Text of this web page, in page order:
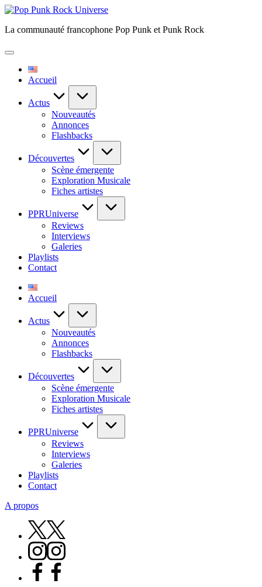
Skip
content
Pop
Rock
La communauté francophone Pop Punk et Punk Rock
Accueil
Actus
Nouveautés
Annonces
Flashbacks
Découvertes
Scène émergente
Exploration Musicale
Fiches artistes
PPRUniverse
Reviews
Interviews
Galeries
Playlists
Contact
Accueil
Actus
Nouveautés
Annonces
Flashbacks
Découvertes
Scène émergente
Exploration Musicale
Fiches artistes
PPRUniverse
Reviews
Interviews
Galeries
Playlists
Contact
A propos
X
Instagram
Facebook